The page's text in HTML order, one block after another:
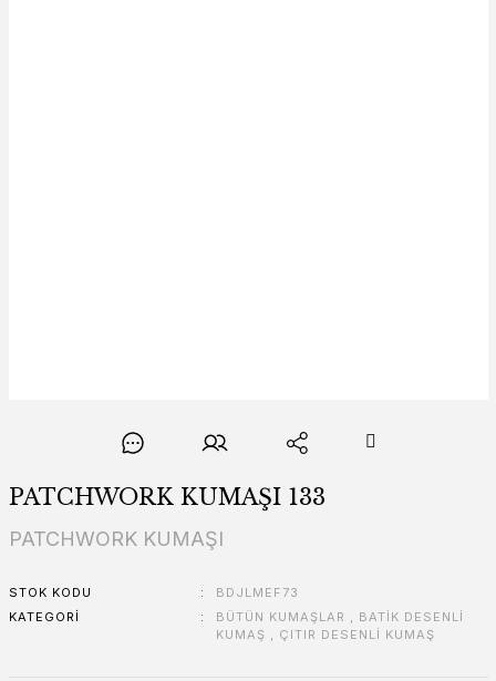
PATCHWORK KUMAŞI 133
PATCHWORK KUMAŞI
STOK KODU
BDJLMEF73
KATEGORI
BÜTÜN KUMAŞLAR , BATİK DESENLİ
KUMAŞ , ÇITIR DESENLİ KUMAŞ